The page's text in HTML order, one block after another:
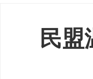
民盟